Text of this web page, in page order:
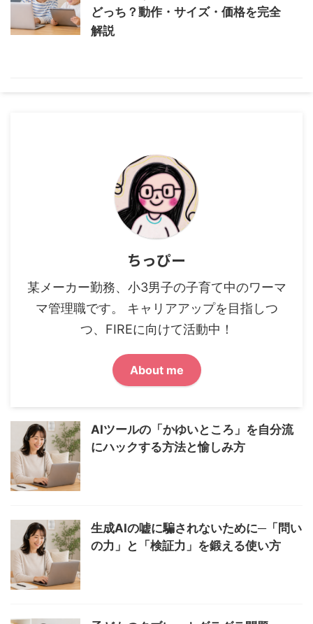
どっち？動作・サイズ・価格を完全
解説
ちっぴー
某メーカー勤務、小3男子の子育て中のワーマ
マ管理職です。 キャリアアップを目指しつ
つ、FIREに向けて活動中！
About me
AIツールの「かゆいところ」を自分流
にハックする方法と愉しみ方
生成AIの嘘に騙されないために─「問い
の力」と「検証力」を鍛える使い方